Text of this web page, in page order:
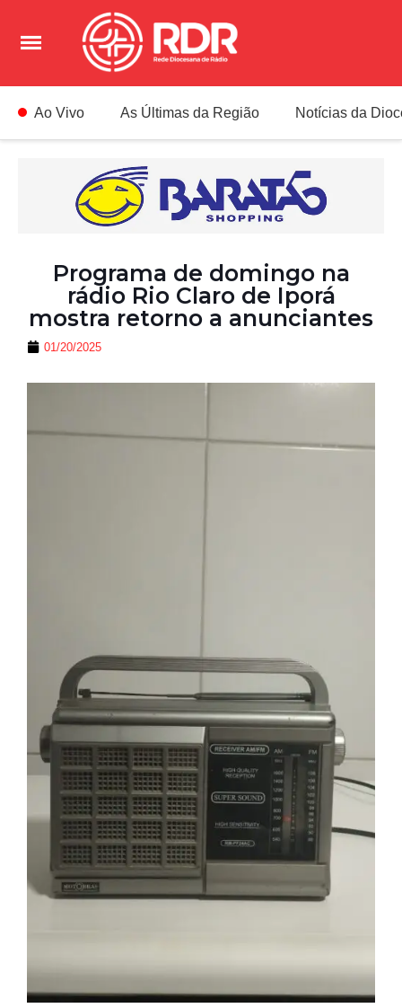
Ao Vivo As Últimas da Região Notícias da
Programa de domingo na
rádio Rio Claro de Iporá
mostra retorno a anunciantes
01/20/2025